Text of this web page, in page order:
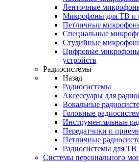
Ленточные
Микрофоны для ТВ и
Петличные
Специальные
Студийные
Цифровые
устройств
Радиосистемы
Назад
Радиосистемы
Аксессуары для
Вокальные
Головные
Инструментальные
Передатчики и
Петличные
Радиосистемы для ТВ
Системы персонального